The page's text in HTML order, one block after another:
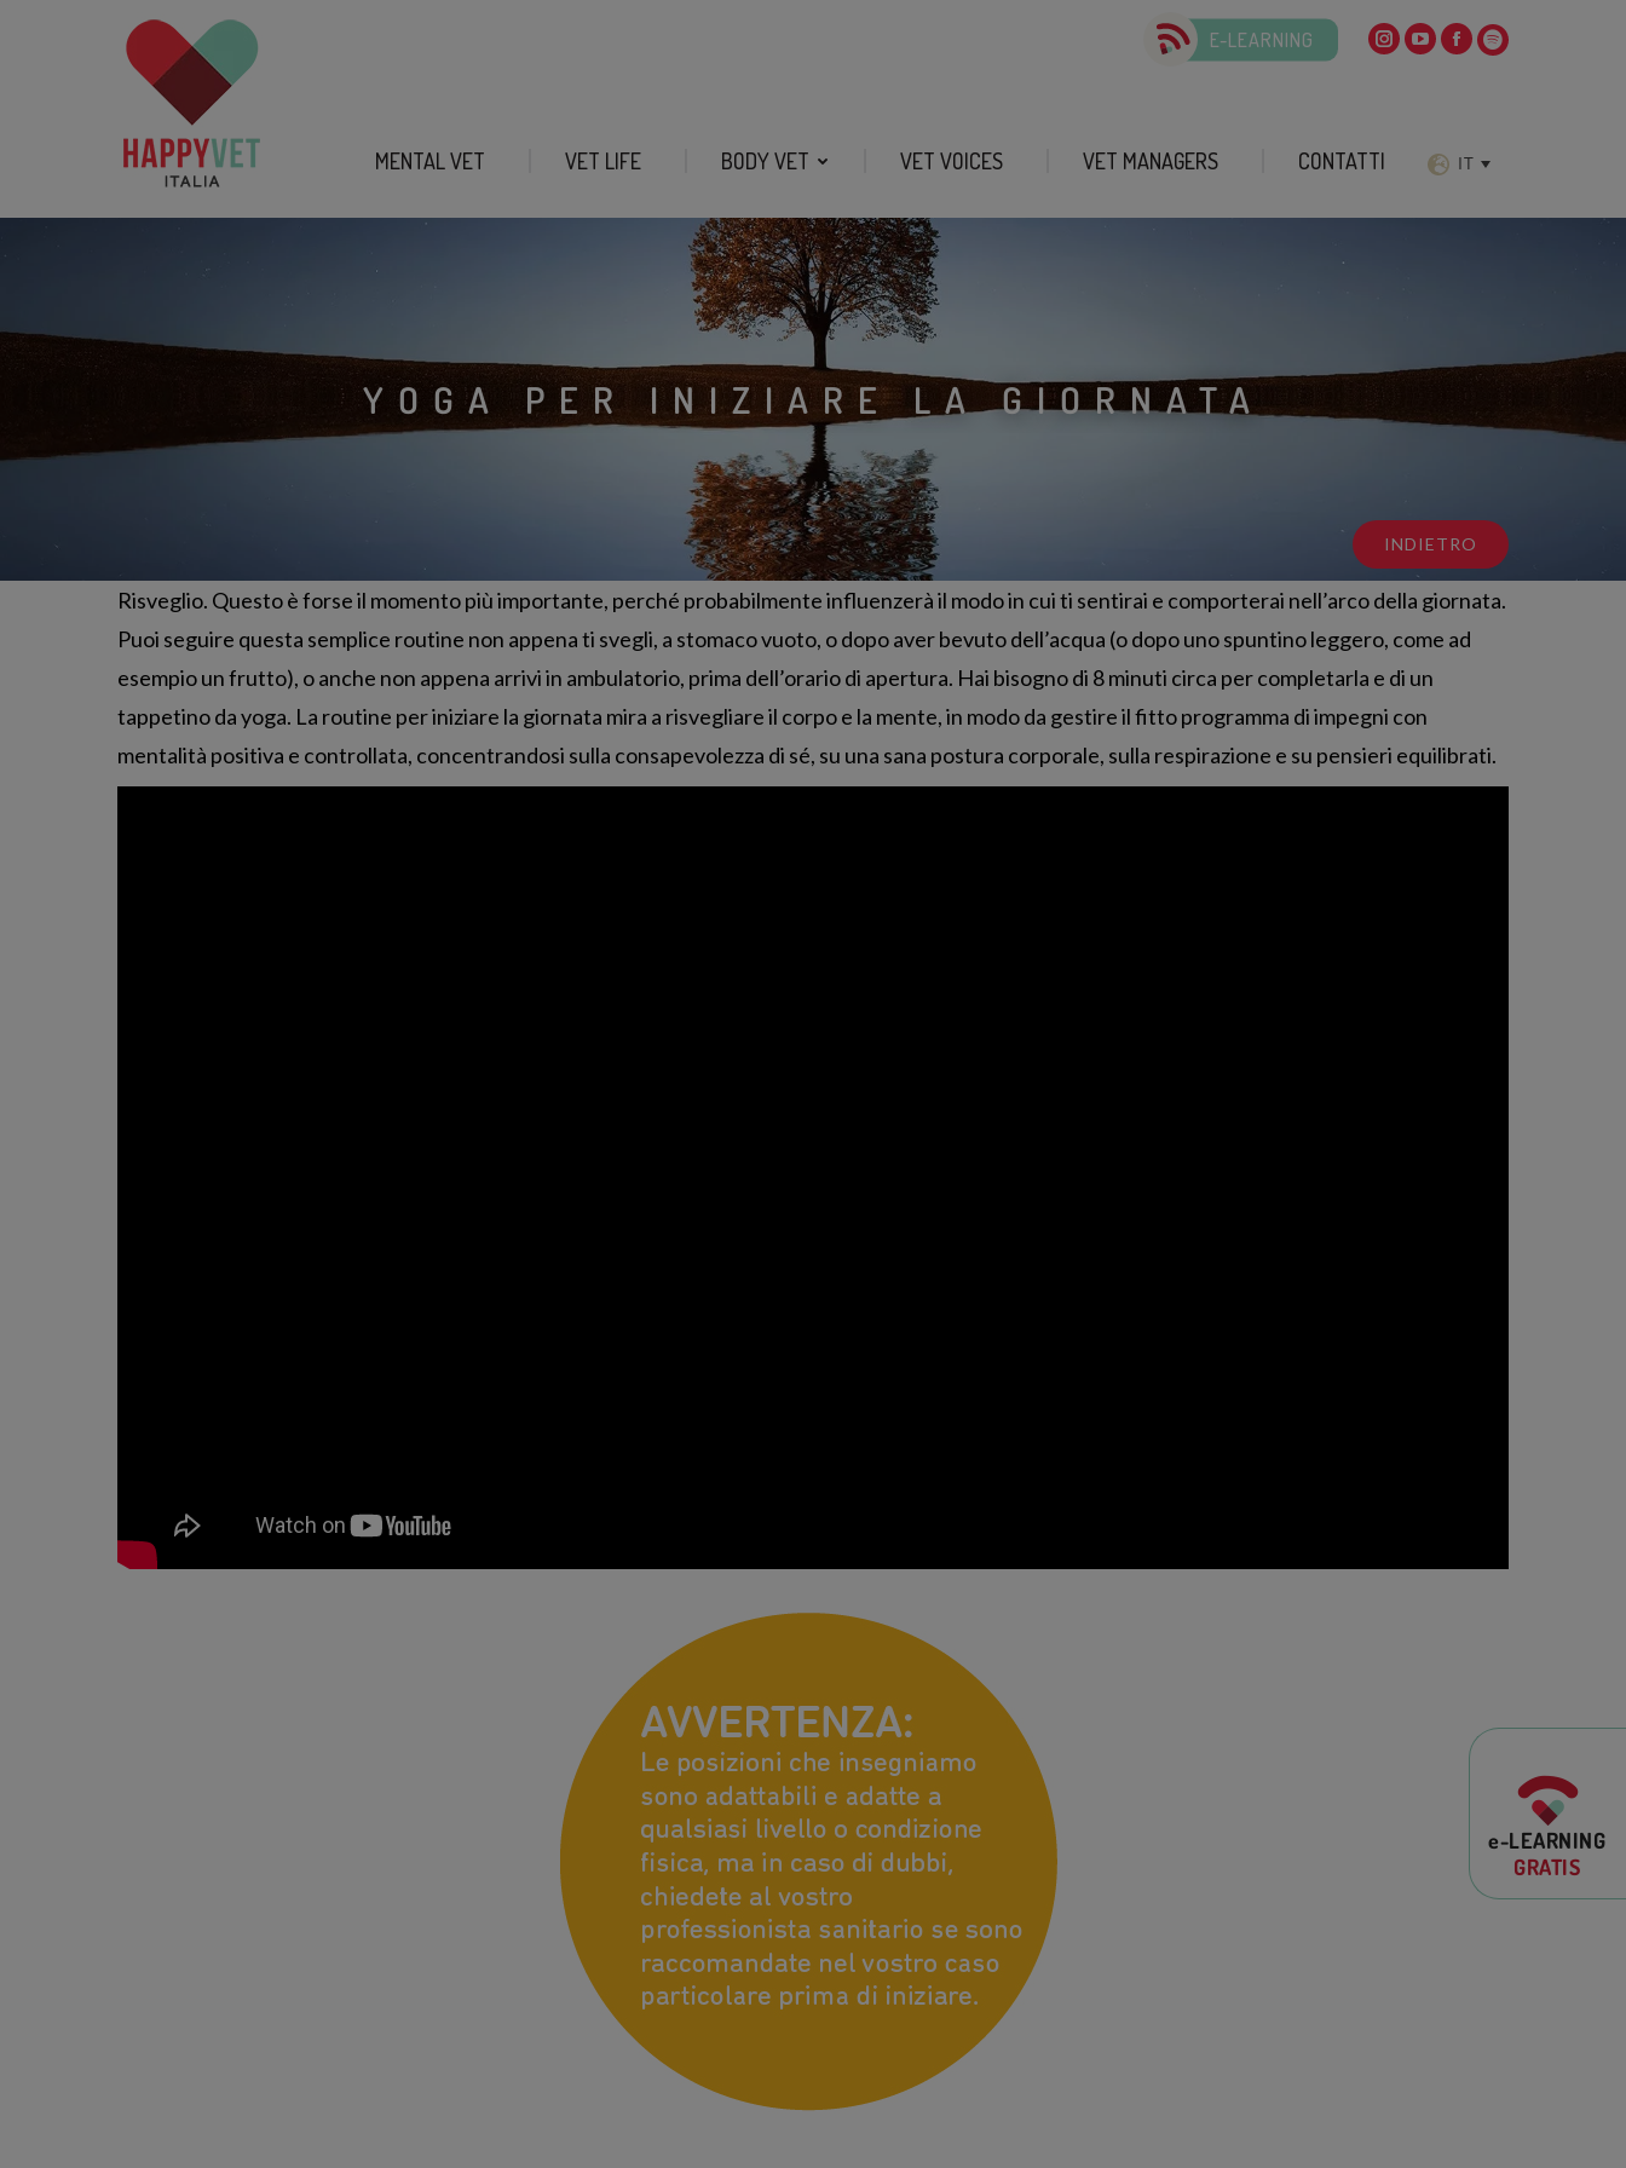
e-LEARNING
GRATIS
E-LEARNING
MENTAL VET VET LIFE BODY VET VET VOICES VET MANAGERS CONTATTI IT
YOGA PER INIZIARE LA GIORNATA
INDIETRO
Risveglio. Questo è forse il momento più importante, perché probabilmente influenzerà il modo in cui ti sentirai e comporterai nell’arco della giornata.
Puoi seguire questa semplice routine non appena ti svegli, a stomaco vuoto, o dopo aver bevuto dell’acqua (o dopo uno spuntino leggero, come ad
esempio un frutto), o anche non appena arrivi in ambulatorio, prima dell’orario di apertura. Hai bisogno di 8 minuti circa per completarla e di un
tappetino da yoga. La routine per iniziare la giornata mira a risvegliare il corpo e la mente, in modo da gestire il fitto programma di impegni con
mentalità positiva e controllata, concentrandosi sulla consapevolezza di sé, su una sana postura corporale, sulla respirazione e su pensieri equilibrati.